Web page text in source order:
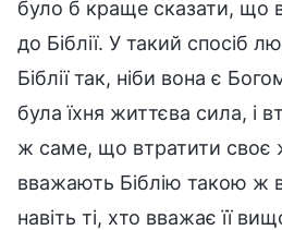
було б краще сказати, що
до Біблії. У такий спосіб
Біблії так, ніби вона є
була їхня життєва сила, і
ж саме, що втратити своє
вважають Біблію такою ж
навіть ті, хто вважає її